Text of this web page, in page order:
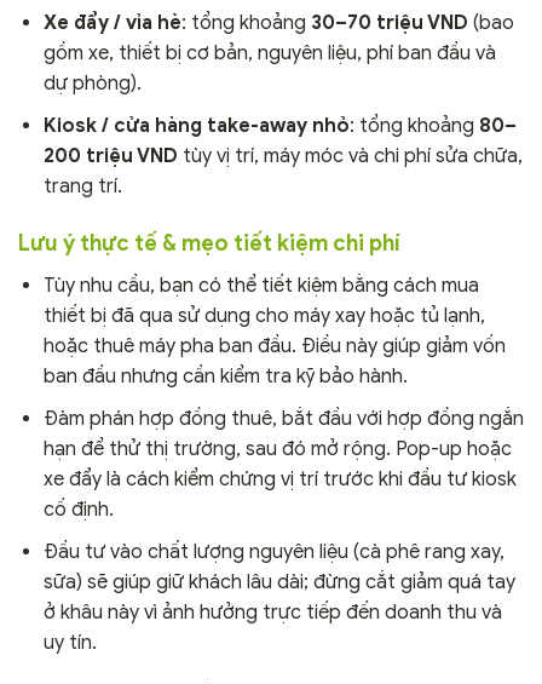
Xe đẩy / vỉa hè: tổng khoảng 30–70 triệu VND (bao
gồm xe, thiết bị cơ bản, nguyên liệu, phí ban đầu và
dự phòng).
Kiosk / cửa hàng take-away nhỏ: tổng khoảng 80–
200 triệu VND tùy vị trí, máy móc và chi phí sửa chữa,
trang trí.
Lưu ý thực tế & mẹo tiết kiệm chi phí
Tùy nhu cầu, bạn có thể tiết kiệm bằng cách mua
thiết bị đã qua sử dụng cho máy xay hoặc tủ lạnh,
hoặc thuê máy pha ban đầu. Điều này giúp giảm vốn
ban đầu nhưng cần kiểm tra kỹ bảo hành.
Đàm phán hợp đồng thuê, bắt đầu với hợp đồng ngắn
hạn để thử thị trường, sau đó mở rộng. Pop-up hoặc
xe đẩy là cách kiểm chứng vị trí trước khi đầu tư kiosk
cố định.
Đầu tư vào chất lượng nguyên liệu (cà phê rang xay,
sữa) sẽ giúp giữ khách lâu dài; đừng cắt giảm quá tay
ở khâu này vì ảnh hưởng trực tiếp đến doanh thu và
uy tín.